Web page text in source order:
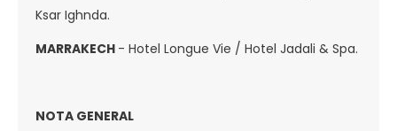
Ksar Ighnda.
MARRAKECH - Hotel Longue Vie / Hotel Jadali & Spa.
NOTA GENERAL